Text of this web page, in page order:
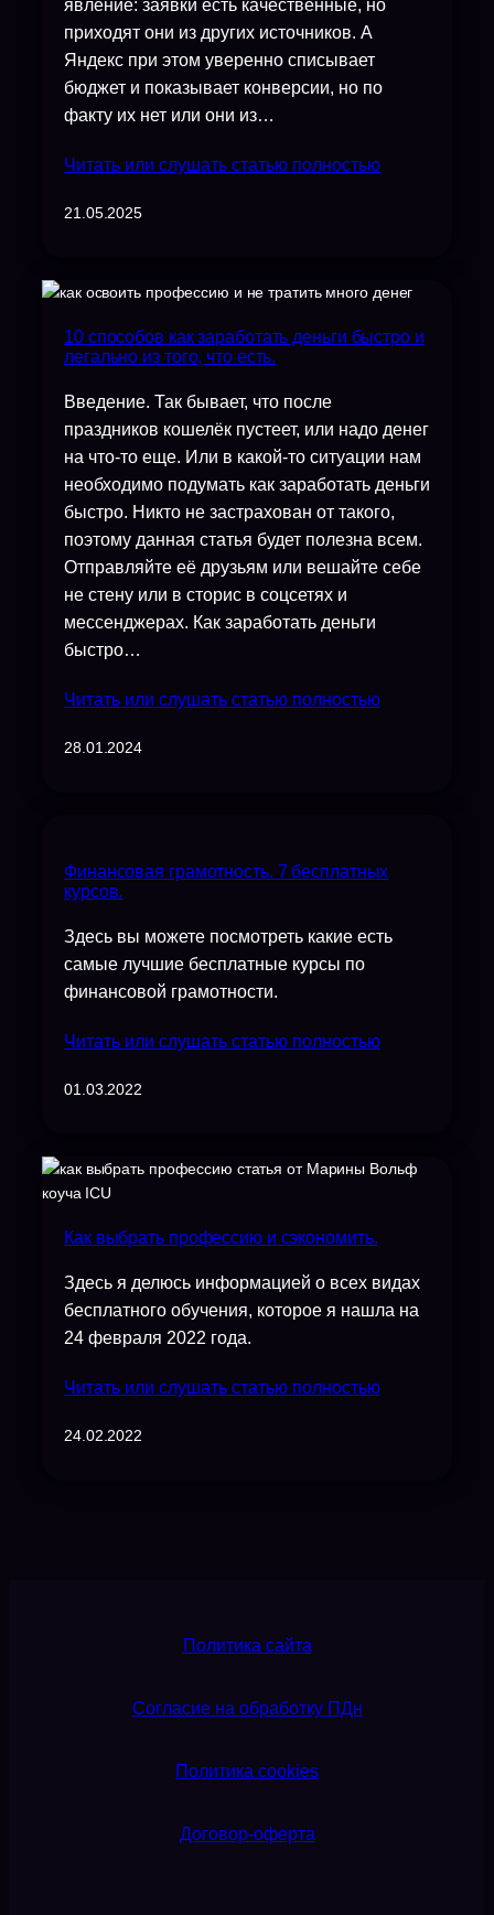
явление: заявки есть качественные, но
приходят они из других источников. А
Яндекс при этом уверенно списывает
бюджет и показывает конверсии, но по
факту их нет или они из…
Читать или слушать статью полностью
21.05.2025
10 способов как заработать деньги быстро и
легально из того, что есть.
Введение. Так бывает, что после
праздников кошелёк пустеет, или надо денег
на что-то еще. Или в какой-то ситуации нам
необходимо подумать как заработать деньги
быстро. Никто не застрахован от такого,
поэтому данная статья будет полезна всем.
Отправляйте её друзьям или вешайте себе
не стену или в сторис в соцсетях и
мессенджерах. Как заработать деньги
быстро…
Читать или слушать статью полностью
28.01.2024
Финансовая грамотность. 7 бесплатных
курсов.
Здесь вы можете посмотреть какие есть
самые лучшие бесплатные курсы по
финансовой грамотности.
Читать или слушать статью полностью
01.03.2022
Как выбрать профессию и сэкономить.
Здесь я делюсь информацией о всех видах
бесплатного обучения, которое я нашла на
24 февраля 2022 года.
Читать или слушать статью полностью
24.02.2022
Политика сайта
Согласие на обработку ПДн
Политика cookies
Договор-оферта